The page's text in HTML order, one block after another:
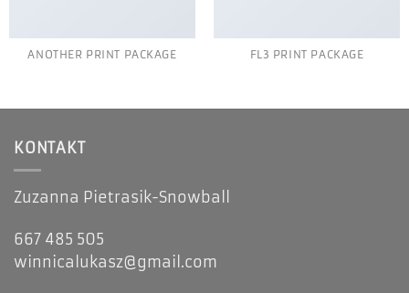
ANOTHER PRINT PACKAGE FL3 PRINT PACKAGE
KONTAKT
Zuzanna Pietrasik-Snowball
667 485 505
winnicalukasz@gmail.com